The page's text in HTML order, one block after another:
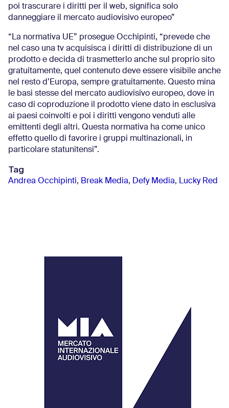
poi trascurare i diritti per il web, significa solo
danneggiare il mercato audiovisivo europeo”
“La normativa UE” prosegue Occhipinti, “prevede che
nel caso una tv acquisisca i diritti di distribuzione di un
prodotto e decida di trasmetterlo anche sul proprio sito
gratuitamente, quel contenuto deve essere visibile anche
nel resto d’Europa, sempre gratuitamente. Questo mina
le basi stesse del mercato audiovisivo europeo, dove in
caso di coproduzione il prodotto viene dato in esclusiva
ai paesi coinvolti e poi i diritti vengono venduti alle
emittenti degli altri. Questa normativa ha come unico
effetto quello di favorire i gruppi multinazionali, in
particolare statunitensi”.
Tag
Andrea Occhipinti, Break Media, Defy Media, Lucky Red